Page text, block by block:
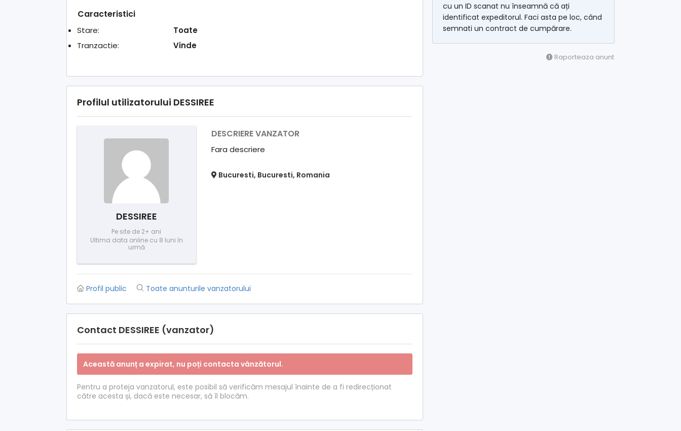
Caracteristici
Stare:
Toate
Tranzactie:
Vinde
Profilul utilizatorului DESSIREE
DESSIREE
Pe site de 2+ ani
Ultima data online cu 8 luni în
urmă
DESCRIERE VANZATOR
Fara descriere
Bucuresti, Bucuresti, Romania
Profil public Toate anunturile vanzatorului
Contact DESSIREE (vanzator)
Această anunț a expirat, nu poți contacta vânzătorul.
Pentru a proteja vanzatorul, este posibil să verificăm mesajul înainte de a fi redirecționat
către acesta și, dacă este necesar, să îl blocăm.
cu un ID scanat nu înseamnă că ați
identificat expeditorul. Faci asta pe loc, când
semnati un contract de cumpărare.
Raporteaza anunt